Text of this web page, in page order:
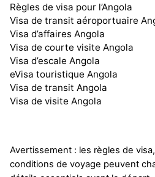
Règles de visa pour l’Angola
Visa de transit aéroportuaire
Visa d’affaires Angola
Visa de courte visite Angola
Visa d’escale Angola
eVisa touristique Angola
Visa de transit Angola
Visa de visite Angola
Avertissement : les règles de
conditions de voyage peuvent